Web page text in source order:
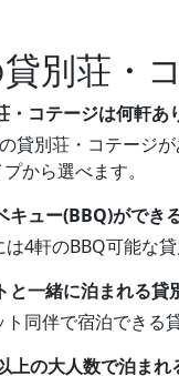
別荘・
・コテージは何軒あ
貸別荘・コテージ
から選べます。
キュー(BBQ)ができ
4軒のBBQ可能な
と一緒に泊まれる貸
同伴で宿泊できる
上の大人数で泊まれ